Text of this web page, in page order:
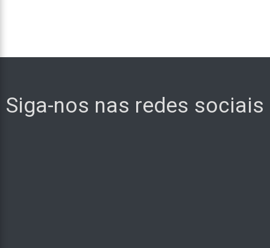
Siga-nos nas redes sociais